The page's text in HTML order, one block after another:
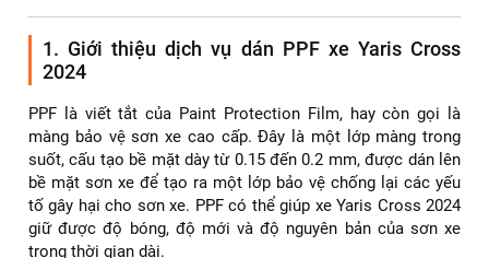
1. Giới thiệu dịch vụ dán PPF xe Yaris Cross
2024
PPF là viết tắt của Paint Protection Film, hay còn gọi là
màng bảo vệ sơn xe cao cấp. Đây là một lớp màng trong
suốt, cấu tạo bề mặt dày từ 0.15 đến 0.2 mm, được dán lên
bề mặt sơn xe để tạo ra một lớp bảo vệ chống lại các yếu
tố gây hại cho sơn xe. PPF có thể giúp xe Yaris Cross 2024
giữ được độ bóng, độ mới và độ nguyên bản của sơn xe
trong thời gian dài.